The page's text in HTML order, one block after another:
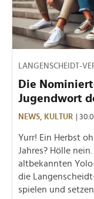
LANGENSCHEIDT-
Die
Jugendwort
NEWS, KULTUR |
Yurr! Ein Herbst
Jahres? Hölle
altbekannten
die
spielen und